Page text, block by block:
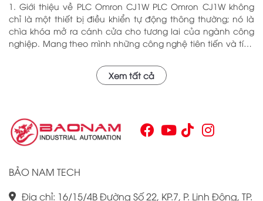
1. Giới thiệu về PLC Omron CJ1W PLC Omron CJ1W không
chỉ là một thiết bị điều khiển tự động thông thường; nó là
chìa khóa mở ra cánh cửa cho tương lai của ngành công
nghiệp. Mang theo mình những công nghệ tiên tiến và tính
mình qua nhiều năm phục vụ trong nhiều lĩnh vực khác
nhau. Với khả năng hoạt động ổn định và hiệu quả, sản
Chính vì vậy, việc nắm vững những thông tin cơ bản về PLC
Omron CJ1W là điều cần thiết cho bất kỳ ai muốn cải thiện
hiệu suất công việc của mình.
Xem tất cả
BẢO NAM TECH
Địa chỉ: 16/15/4B Đường Số 22, KP.7, P. Linh Đông, TP.